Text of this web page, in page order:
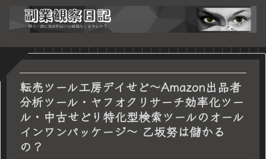
転売ツール工房デイせど～Amazon出品者
分析ツール・ヤフオクリサーチ効率化ツー
ル・中古せどり特化型検索ツールのオール
インワンパッケージ～ 乙坂努は儲かる
の？